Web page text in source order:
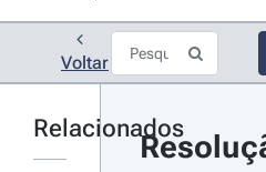
Voltar
Relacionados